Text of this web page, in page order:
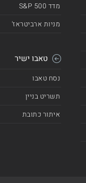
מדד 500 S&P
מניות ארביטראז'
טאבו ישיר
נסח טאבו
תשריט בניין
איתור כתובת